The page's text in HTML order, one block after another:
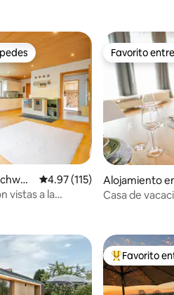
reseñas
preferido
Calificación promedio: 4.97
4.97 (115)
vistas a la
Favorito
Favorito
Alojamiento
u
Casa de
Favorito
Favorito